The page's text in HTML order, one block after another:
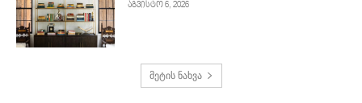
აგვისტო 6, 2026
მეტის ნახვა